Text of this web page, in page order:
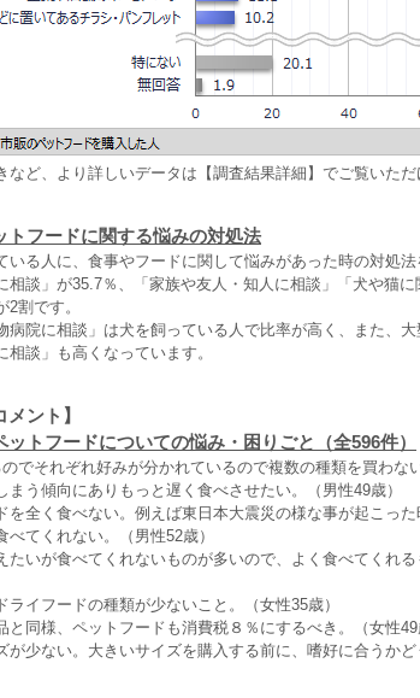
ど、より詳しいデータは【調査結果詳細】でご覧いただ
トフードに関する悩みの対処法
いる人に、食事やフードに関して悩みがあった時の対処
相談」が35.7％、「家族や友人・知人に相談」「犬や猫
2割です。
病院に相談」は犬を飼っている人で比率が高く、また、
相談」も高くなっています。
メント】
ットフードについての悩み・困りごと（全596件）
のでそれぞれ好みが分かれているので複数の種類を買わな
まう傾向にありもっと遅く食べさせたい。（男性49歳）
を全く食べない。例えば東日本大震災の様な事が起こっ
べてくれない。（男性52歳）
たいが食べてくれないものが多いので、よく食べてくれ
ライフードの種類が少ないこと。（女性35歳）
と同様、ペットフードも消費税８％にするべき。（女性49
が少ない。大きいサイズを購入する前に、嗜好に合うかど